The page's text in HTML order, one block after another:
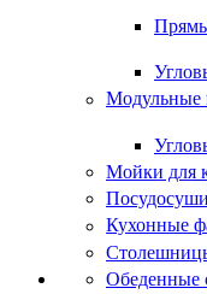
Модульные
Мойки для
Кухонные
Обеденные